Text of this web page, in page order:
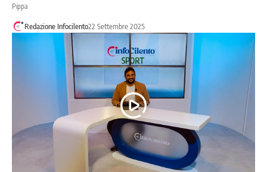
Pippa
Redazione Infocilento22 Settembre 2025